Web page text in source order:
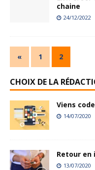
chaine
24/12/2022
« 1 2
CHOIX DE LA
Viens
14/07/2020
Retour en
13/07/2020